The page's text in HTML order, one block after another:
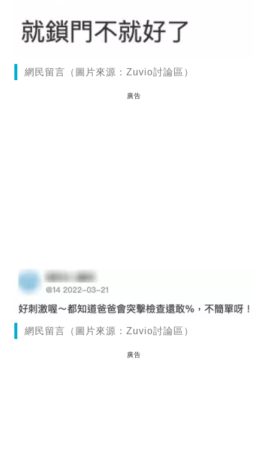
網民留言（圖片來源：Zuvio討論區）
廣告
網民留言（圖片來源：Zuvio討論區）
廣告